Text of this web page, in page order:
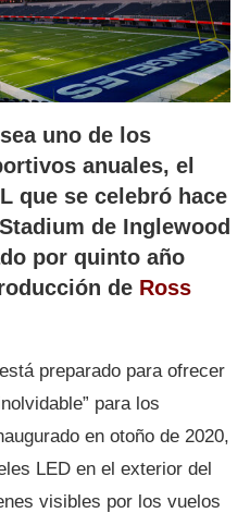
uno de los
anuales, el
que se celebró hace
de Inglewood
por quinto año
de Ross
preparado para ofrecer
para los
en otoño de 2020,
LED en el exterior del
visibles por los vuelos